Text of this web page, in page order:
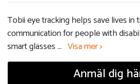
Tobii eye tracking helps save lives in
communication for people with
smart glasses... Visa mer >
Anmäl dig